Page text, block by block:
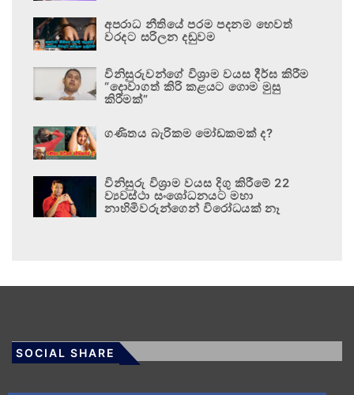
අපරාධ නීතියේ පරම පදනම හෙවත්
වරදට සරිලන දඬුවම
විනිසුරුවන්ගේ විශ්‍රාම වයස දීර්ඝ කිරීම
“දොවාගත් කිරි කළයට ගොම මුසු
කිරීමක්”
ගණිතය බැරිකම මෝඩකමක් ද?
විනිසුරු විශ්‍රාම වයස දිගු කිරීමේ 22
ව්‍යවස්ථා සංශෝධනයට මහා
නාහිමිවරුන්ගෙන් විරෝධයක් නෑ
SOCIAL SHARE